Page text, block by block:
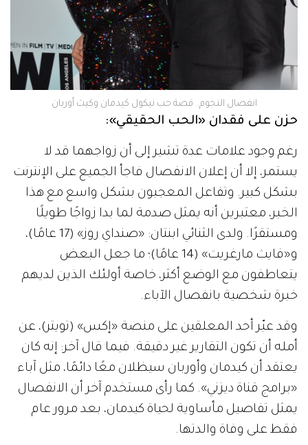
انفصال النجوم.. قصة حب نيكول كيدمان وكيث أوربان
حزن على فقدان «الحب الحقيقي»:
رغم وجود علامات عدة تشير إلى أن زواجهما قد لا
يستمر، إلا أن إعلان الانفصال فاجأ الجميع على الإنترنت
بشكل كبير. وتفاعل المعجبون بشكل واسع مع هذا
الخبر، معتبرين أنه يمثل صدمة لما بدا زواجًا طويلًا
ومستقرًا. ولدى الثنائي ابنتان: «صنداي روز» (17 عامًا)،
و«فايث مارغريت» (14 عامًا)؛ ما جعل البعض
يتعاطفون مع الوضع أكثر، خاصة أولئك الذين لديهم
خبرة شخصية بانفصال الآباء.
وقد عبّر أحد المعلقين على منصة «إكس» (تويتر)، عن
أمله أن تكون التقارير غير دقيقة. فيما قال آخر: إنه كان
يعتقد أن كيدمان وأوربان سيظلان معًا دائمًا، مثل آباء
«برامج قناة ديزني». كما رأى مستخدم آخر أن الانفصال
يمثل تفاصيل مأساوية لحياة كيدمان، بعد مرور عام
فقط على وفاة والدتها.